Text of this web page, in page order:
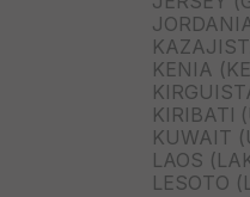
KENIA
KIRIBATI
KUWAIT
LAOS
LESOTO